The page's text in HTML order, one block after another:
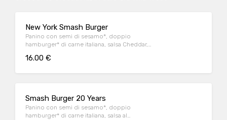
New York Smash Burger
Panino con semi di sesamo*, doppio
hamburger* di carne italiana, salsa Cheddar,
iceberg e cetriolini, accompagnato da
16.00 €
Smash Burger 20 Years
Panino con semi di sesamo*, doppio
hamburger* di carne italiana, salsa al